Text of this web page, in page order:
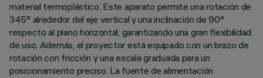
material termoplástico. Este aparato permite una rotación de
345° alrededor del eje vertical y una inclinación de 90°
respecto al plano horizontal, garantizando una gran flexibilidad
de uso. Además, el proyector está equipado con un brazo de
rotación con fricción y una escala graduada para un
posicionamiento preciso. La fuente de alimentación